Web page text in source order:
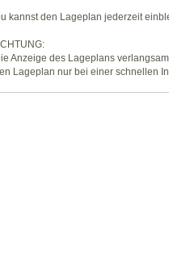
kannst den Lageplan jederzeit
Anzeige des Lageplans
Lageplan nur bei einer schnellen